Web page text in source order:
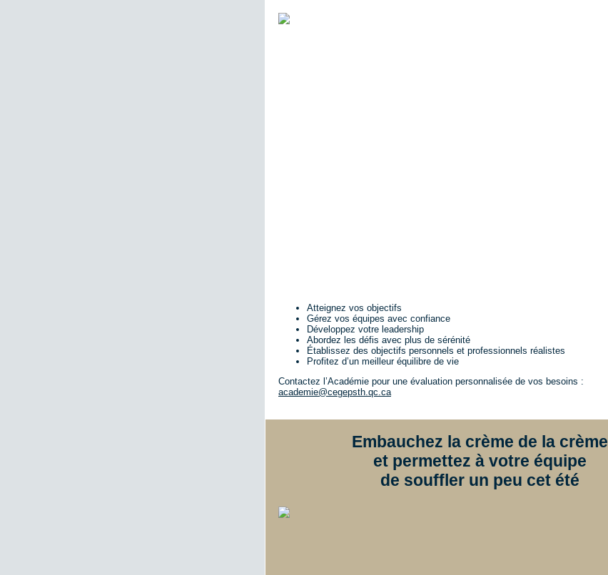
Atteignez vos objectifs
Gérez vos équipes avec confiance
Développez votre leadership
Abordez les défis avec plus de sérénité
Établissez des objectifs personnels et professionnels réalistes
Profitez d’un meilleur équilibre de vie
Contactez l’Académie pour une évaluation personnalisée de vos besoins :
academie@cegepsth.qc.ca
Embauchez la crème de la crème
et permettez à votre équipe
de souffler un peu cet été